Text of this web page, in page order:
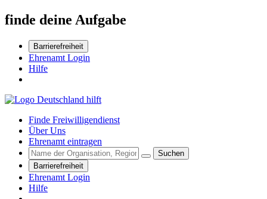
finde deine Aufgabe
Barrierefreiheit
Ehrenamt Login
Hilfe
Finde Freiwilligendienst
Über Uns
Ehrenamt eintragen
Suchen
Barrierefreiheit
Ehrenamt Login
Hilfe